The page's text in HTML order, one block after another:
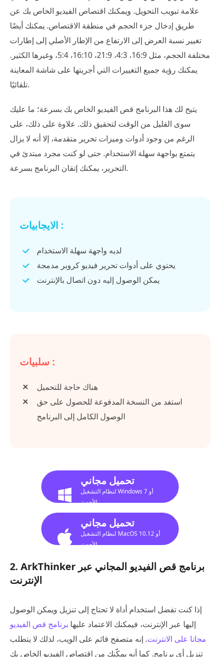
علامة تبويب التحويل. ويمكنك اقتصاص الفيديو الخاص بك عن
طريق إدخال جزء الحجم في منطقة الاقتصاص. يمكنك أيضًا
تغيير نسبة العرض إلى الارتفاع من الإطار الأصلي إلى إطارات
مختلفة الحجم، مثل 16:9، 4:3، 21:9، 16:10، 5:4، وغيرها الكثير.
يمكنك رؤية جميع التغييرات التي أجريتها على شاشة المعاينة
تلقائيًا.
يتيح لك هذا البرنامج قص الفيديو الخاص بك بسرعة؛ ما عليك
سوى القليل من الوقت لتحقيق ذلك. علاوة على ذلك، على
الرغم من وجود أدوات وميزات تحرير متقدمة، إلا أنه لا يزال
يتمتع بواجهة سهلة الاستخدام. حتى لو كنت مجرد مبتدئ في
التحرير، يمكنك إتقان البرنامج بسرعة.
الايجابيات :
لديه واجهة سهلة الاستخدام
يحتوي على أدوات تحرير فيديو كروبر مدمجة
يمكن الوصول إليه دون اتصال بالإنترنت
سلبيات :
هناك حاجة للتحميل
استفد من النسخة المدفوعة للحصول على حق
الوصول الكامل إلى البرنامج
تحميل مجاني
لنظام التشغيل Windows 7 أو
الأحدث
تحميل مجاني
لنظام التشغيل MacOS 10.12 أو
الأحدث
2. ArkThinker برنامج قص الفيديو المجاني عبر
الإنترنت
إذا كنت تفضل استخدام أداة لا تحتاج إلى تنزيل ويمكن الوصول
إليها عبر الإنترنت، فيمكنك الاعتماد عليها برنامج قص الفيديو
مجانا على الانترنت. إنه متصفح قائم على الويب، لذلك لا يتطلب
تنزيل أي برنامج. كما أنه يمكّنك من اقتصاص الفيديو الخاص بك